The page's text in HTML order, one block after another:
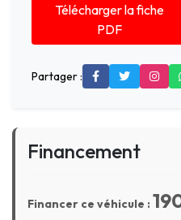
Télécharger la fiche
PDF
Partager :
Financement
Financer ce véhicule :